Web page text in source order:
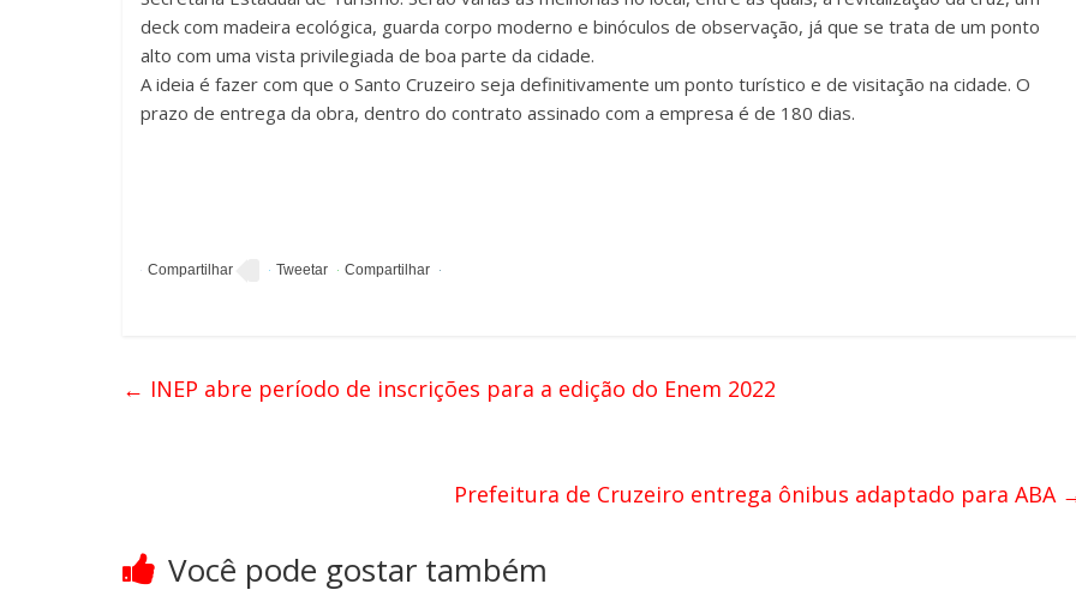
deck com madeira ecológica, guarda corpo moderno e binóculos de observação, já que se trata de um ponto
alto com uma vista privilegiada de boa parte da cidade.
A ideia é fazer com que o Santo Cruzeiro seja definitivamente um ponto turístico e de visitação na cidade. O
prazo de entrega da obra, dentro do contrato assinado com a empresa é de 180 dias.
← INEP abre período de inscrições para a edição do Enem 2022
Prefeitura de Cruzeiro entrega ônibus adaptado para ABA
Você pode gostar também